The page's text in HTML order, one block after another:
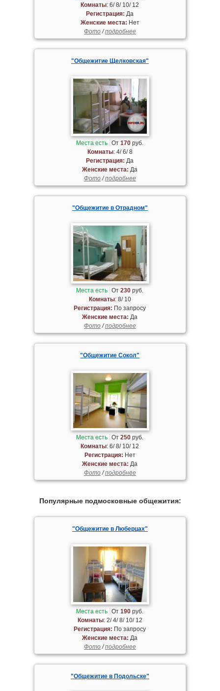
Комнаты: 6/ 8/ 10/ 12
Регистрация: Да
Женские места: Нет
Фото/подробнее
"Общежитие Щелковская"
Места есть От170 руб.
Комнаты: 4/ 6/ 8
Регистрация: Да
Женские места: Да
Фото/подробнее
"Общежитие в Отрадном"
Места есть От230 руб.
Комнаты: 8/ 10
Регистрация: По запросу
Женские места: Да
Фото/подробнее
"Общежитие Сокол"
Места есть От250 руб.
Комнаты: 6/ 8/ 10/ 12
Регистрация: Нет
Женские места: Да
Фото/подробнее
Популярные подмосковные общежития:
"Общежитие в Люберцах"
Места есть От190 руб.
Комнаты: 2/ 4/ 8/ 10/ 12
Регистрация: По запросу
Женские места: Да
Фото/подробнее
"Общежитие в Подольске"